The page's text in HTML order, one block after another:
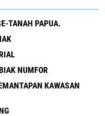
TANAH PAPUA.
NUMFOR
KAWASAN